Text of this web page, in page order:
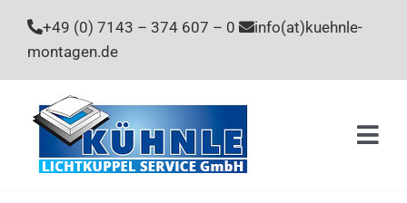
Inhalt
springen
+49 (0) 7143 – 374 607 – 0
info(at)kuehnle-
montagen.de